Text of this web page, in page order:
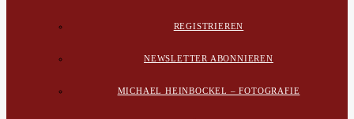
REGISTRIEREN
NEWSLETTER ABONNIEREN
MICHAEL HEINBOCKEL – FOTOGRAFIE